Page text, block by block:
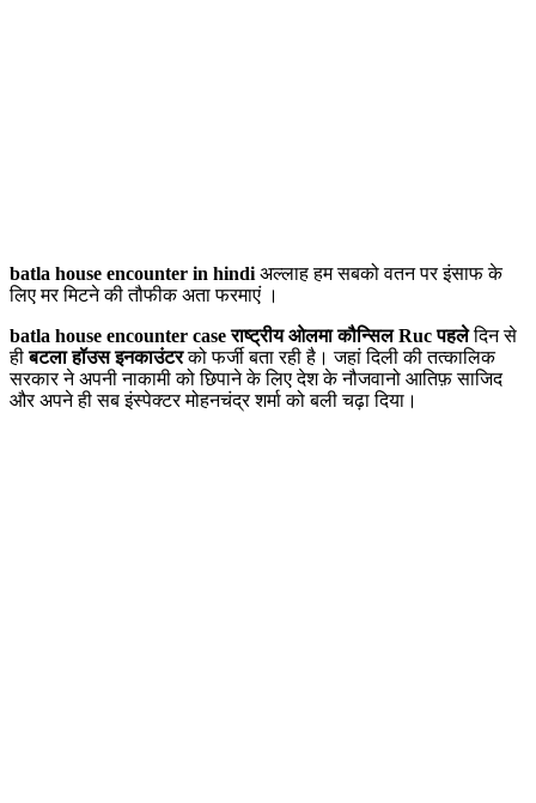
batla house encounter in hindi अल्लाह हम सबको वतन पर इंसाफ के
लिए मर मिटने की तौफीक अता फरमाएं ।
batla house encounter case राष्ट्रीय ओलमा कौन्सिल Ruc पहलेदिन से
हीबटला हॉउस इनकाउंटरको फर्जी बता रही है। जहां दिली की तत्कालिक
सरकार ने अपनी नाकामी को छिपाने के लिए देश के नौजवानो आतिफ़ साजिद
और अपने ही सब इंस्पेक्टर मोहनचंद्र शर्मा को बली चढ़ा दिया।